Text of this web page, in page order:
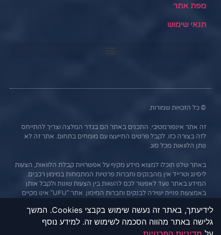
מפת אתר
תנאי שימוש
© כל הזכויות שמורות.
זה אתר אינפורמטיבי. התכנים באתר הם בגדר המלצה וצריך להתייחס
לזה בצורה כזו. לקבל פרטים התייעצו עם מומחים בתחום. אתר זה לא
נותן הלוואות מכל סוג.
באתר שלנו תוכלו למצוא מידע מקיף על אפשרויות קבלת הלוואות, הצעות
ליסינג וטרייד אין מהבנקים וחברות פרטיות המתמחות במימון רכבים.
המידע באתר נועד לאפשר לכם להשוות בין הצעות שונות ולקבל אותן
באמצעות פנייה ישירה לבנקים וחברות המימון. אתר "UFU" אינו מקיים
לגולשים בלבד. חשוב לציין כי אי עמידה בתנאי ההלוואה או בהחזר
האשראי עלול לגרור חיוב בריבית פיגורים והליכי הוצאה לפועל.
לידיעתך, באתר זה נעשה שימוש בקבצי Cookies. המשך
גלישה באתר מהווה הסכמה לשימוש זה. למידע נוסף